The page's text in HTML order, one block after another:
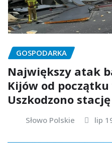
GOSPODARKA
Największy atak
Kijów od
Uszkodzono
Słowo Polskie lip